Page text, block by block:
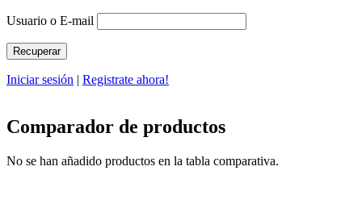
Usuario o E-mail
Iniciar sesión | Registrate ahora!